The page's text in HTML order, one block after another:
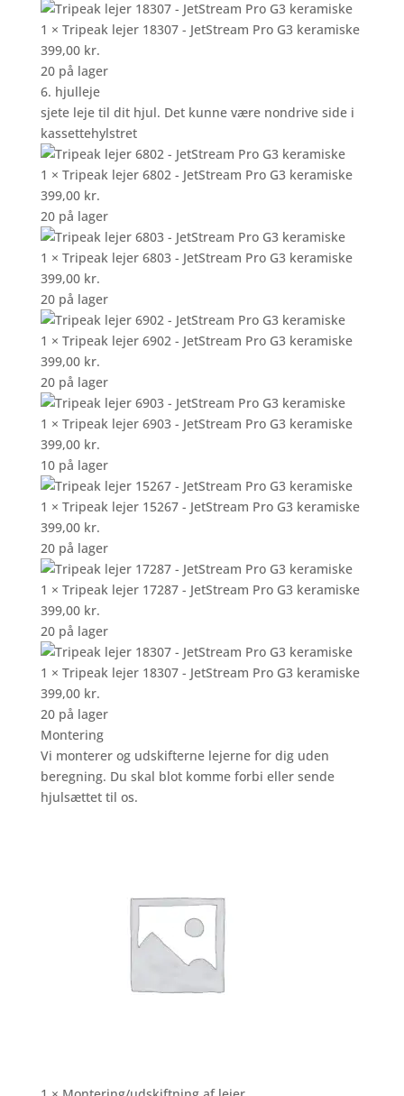
1 × Tripeak lejer 18307 - JetStream Pro G3 keramiske
399,00 kr.
20 på lager
6. hjulleje
sjete leje til dit hjul. Det kunne være nondrive side i
kassettehylstret
1 × Tripeak lejer 6802 - JetStream Pro G3 keramiske
399,00 kr.
20 på lager
1 × Tripeak lejer 6803 - JetStream Pro G3 keramiske
399,00 kr.
20 på lager
1 × Tripeak lejer 6902 - JetStream Pro G3 keramiske
399,00 kr.
20 på lager
1 × Tripeak lejer 6903 - JetStream Pro G3 keramiske
399,00 kr.
10 på lager
1 × Tripeak lejer 15267 - JetStream Pro G3 keramiske
399,00 kr.
20 på lager
1 × Tripeak lejer 17287 - JetStream Pro G3 keramiske
399,00 kr.
20 på lager
1 × Tripeak lejer 18307 - JetStream Pro G3 keramiske
399,00 kr.
20 på lager
Montering
Vi monterer og udskifterne lejerne for dig uden
beregning. Du skal blot komme forbi eller sende
hjulsættet til os.